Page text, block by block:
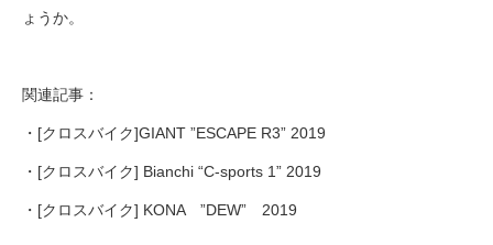
ょうか。
関連記事：
・[クロスバイク]GIANT ”ESCAPE R3” 2019
・[クロスバイク] Bianchi “C-sports 1” 2019
・[クロスバイク] KONA ”DEW” 2019